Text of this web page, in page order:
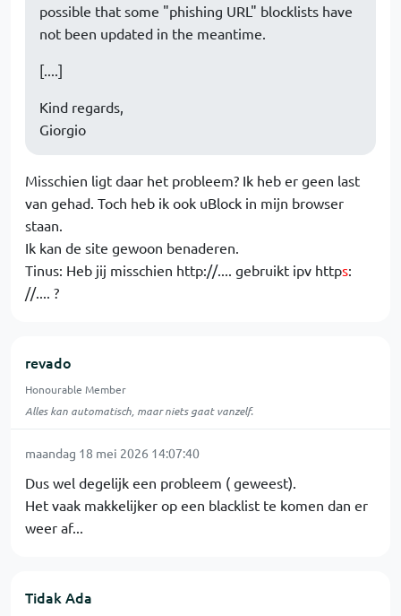
possible that some "phishing URL" blocklists have
not been updated in the meantime.
[....]
Kind regards,
Giorgio
Misschien ligt daar het probleem? Ik heb er geen last
van gehad. Toch heb ik ook uBlock in mijn browser
staan.
Ik kan de site gewoon benaderen.
Tinus: Heb jij misschien http://.... gebruikt ipv https:
//.... ?
revado
Honourable Member
Alles kan automatisch, maar niets gaat vanzelf.
maandag 18 mei 2026 14:07:40
Dus wel degelijk een probleem ( geweest).
Het vaak makkelijker op een blacklist te komen dan er
weer af...
Tidak Ada